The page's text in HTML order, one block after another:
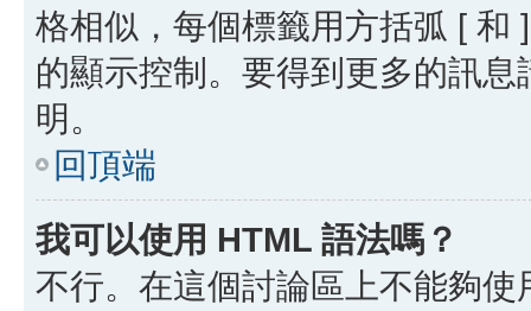
格相似，每個標籤用方括弧 [ 和
的顯示控制。要得到更多的訊
明。
回頂端
我可以使用 HTML 語法嗎？
不行。在這個討論區上不能夠